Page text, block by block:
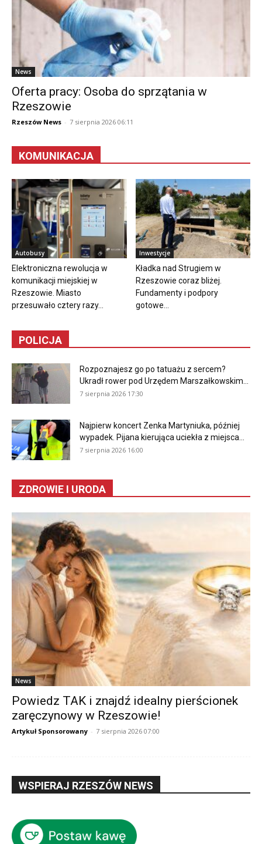
News
Oferta pracy: Osoba do sprzątania w
Rzeszowie
Rzeszów News - 7 sierpnia 2026 06:11
KOMUNIKACJA
Autobusy
Elektroniczna rewolucja w
komunikacji miejskiej w
Rzeszowie. Miasto
przesuwało cztery razy...
Inwestycje
Kładka nad Strugiem w
Rzeszowie coraz bliżej.
Fundamenty i podpory
gotowe...
POLICJA
Rozpoznajesz go po tatuażu z sercem?
Ukradł rower pod Urzędem Marszałkowskim...
7 sierpnia 2026 17:30
Najpierw koncert Zenka Martyniuka, później
wypadek. Pijana kierująca uciekła z miejsca...
7 sierpnia 2026 16:00
ZDROWIE I URODA
News
Powiedz TAK i znajdź idealny pierścionek
zaręczynowy w Rzeszowie!
Artykuł Sponsorowany - 7 sierpnia 2026 07:00
WSPIERAJ RZESZÓW NEWS